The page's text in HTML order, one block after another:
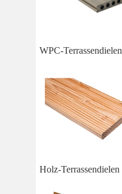
WPC-Terrassendielen
Holz-Terrassendielen